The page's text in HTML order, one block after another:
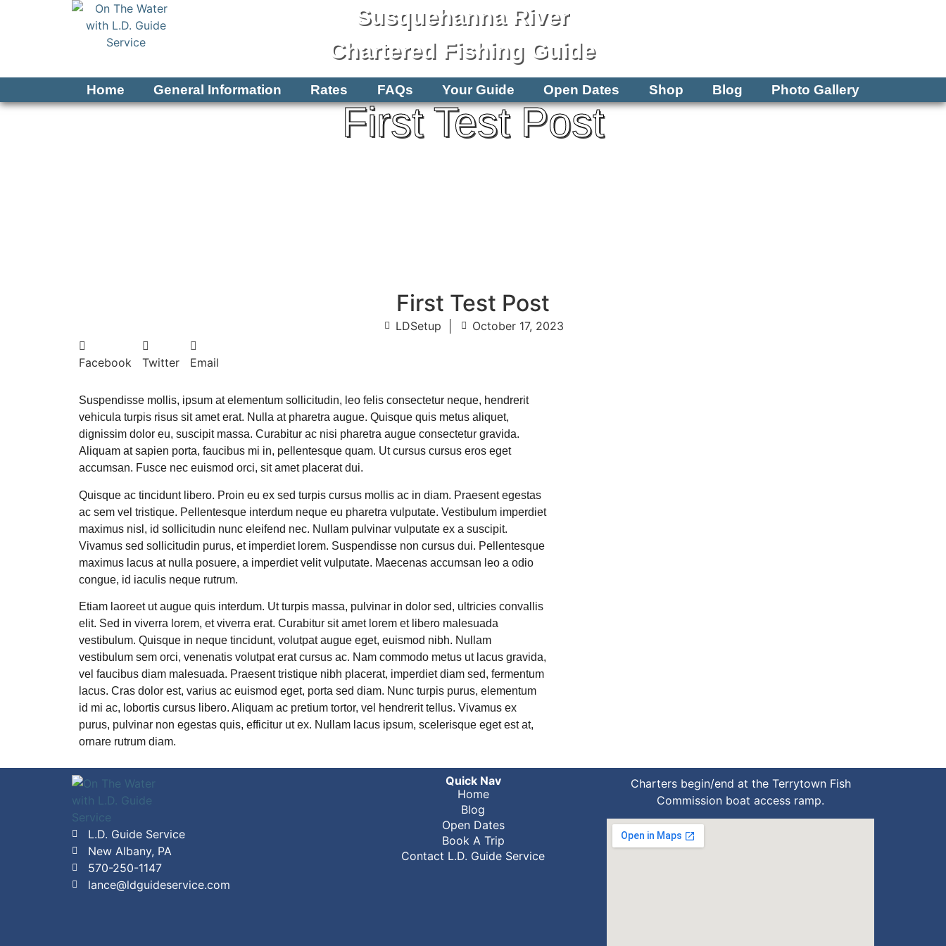
Susquehanna River
Chartered Fishing Guide
Home General Information Rates FAQs Your Guide Open Dates Shop Blog Photo Gallery
First Test Post
First Test Post
LDSetup October 17, 2023
Facebook Twitter Email
Suspendisse mollis, ipsum at elementum sollicitudin, leo felis consectetur neque, hendrerit
vehicula turpis risus sit amet erat. Nulla at pharetra augue. Quisque quis metus aliquet,
dignissim dolor eu, suscipit massa. Curabitur ac nisi pharetra augue consectetur gravida.
Aliquam at sapien porta, faucibus mi in, pellentesque quam. Ut cursus cursus eros eget
accumsan. Fusce nec euismod orci, sit amet placerat dui.
Quisque ac tincidunt libero. Proin eu ex sed turpis cursus mollis ac in diam. Praesent egestas
ac sem vel tristique. Pellentesque interdum neque eu pharetra vulputate. Vestibulum imperdiet
maximus nisl, id sollicitudin nunc eleifend nec. Nullam pulvinar vulputate ex a suscipit.
Vivamus sed sollicitudin purus, et imperdiet lorem. Suspendisse non cursus dui. Pellentesque
maximus lacus at nulla posuere, a imperdiet velit vulputate. Maecenas accumsan leo a odio
congue, id iaculis neque rutrum.
Etiam laoreet ut augue quis interdum. Ut turpis massa, pulvinar in dolor sed, ultricies convallis
elit. Sed in viverra lorem, et viverra erat. Curabitur sit amet lorem et libero malesuada
vestibulum. Quisque in neque tincidunt, volutpat augue eget, euismod nibh. Nullam
vestibulum sem orci, venenatis volutpat erat cursus ac. Nam commodo metus ut lacus gravida,
vel faucibus diam malesuada. Praesent tristique nibh placerat, imperdiet diam sed, fermentum
lacus. Cras dolor est, varius ac euismod eget, porta sed diam. Nunc turpis purus, elementum
id mi ac, lobortis cursus libero. Aliquam ac pretium tortor, vel hendrerit tellus. Vivamus ex
purus, pulvinar non egestas quis, efficitur ut ex. Nullam lacus ipsum, scelerisque eget est at,
ornare rutrum diam.
L.D. Guide Service
New Albany, PA
570-250-1147
lance@ldguideservice.com
Quick Nav
Home
Blog
Open Dates
Book A Trip
Contact L.D. Guide Service
Charters begin/end at the Terrytown Fish
Commission boat access ramp.